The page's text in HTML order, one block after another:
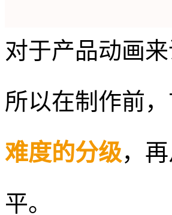
对于产品动画来
所以在制作前
难度的分级，
平。